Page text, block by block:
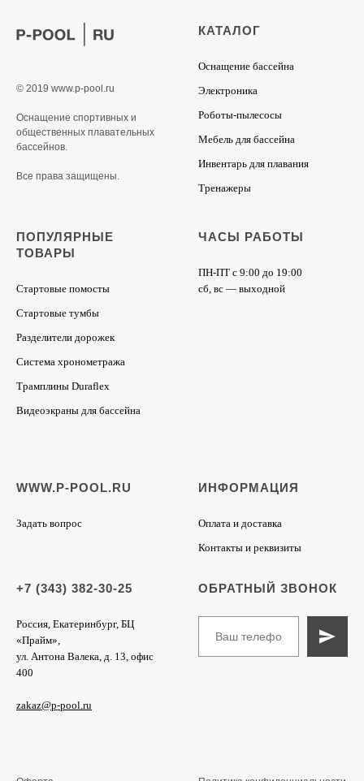
© 2019 www.p-pool.ru
Оснащение спортивных и
общественных плавательных
бассейнов.
Все права защищены.
КАТАЛОГ
Оснащение бассейна
Электроника
Роботы-пылесосы
Мебель для бассейна
Инвентарь для плавания
Тренажеры
ПОПУЛЯРНЫЕ
ТОВАРЫ
Стартовые помосты
Стартовые тумбы
Разделители дорожек
Система хронометража
Трамплины Duraflex
Видеоэкраны для бассейна
ЧАСЫ РАБОТЫ
ПН-ПТ с 9:00 до 19:00
сб, вс — выходной
WWW.P-POOL.RU
Задать вопрос
ИНФОРМАЦИЯ
Оплата и доставка
Контакты и реквизиты
+7 (343) 382-30-25
Россия, Екатеринбург, БЦ
«Прайм»,
ул. Антона Валека, д. 13, офис
400
zakaz@p-pool.ru
ОБРАТНЫЙ ЗВОНОК